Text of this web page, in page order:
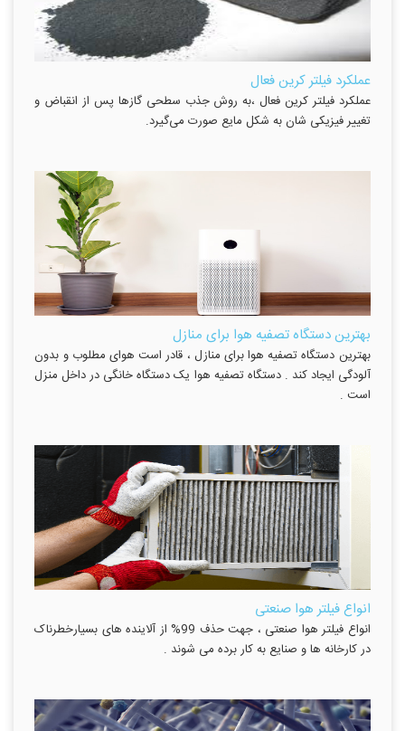
عملکرد فیلتر کرین فعال
عملکرد فیلتر کرین فعال ،به روش جذب سطحی گازها پس از انقباض و
تغییر فیزیکی شان به شکل مایع صورت می‌گیرد.
بهترین دستگاه تصفیه هوا برای منازل
بهترین دستگاه تصفیه هوا برای منازل ، قادر است هوای مطلوب و بدون
آلودگی ایجاد کند . دستگاه تصفیه هوا یک دستگاه خانگی در داخل منزل
است .
انواع فیلتر هوا صنعتی
انواع فیلتر هوا صنعتی ، جهت حذف 99% از آلاینده های بسیارخطرناک
در کارخانه ها و صنایع به کار برده می شوند .